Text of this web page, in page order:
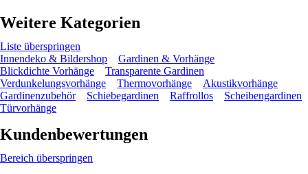
Weitere Kategorien
Liste überspringen
Innendeko & Bildershop
Gardinen & Vorhänge
Blickdichte Vorhänge
Transparente Gardinen
Verdunkelungsvorhänge
Thermovorhänge
Akustikvorhänge
Gardinenzubehör
Schiebegardinen Raffrollos
Scheibengardinen
Türvorhänge
Kundenbewertungen
Bereich überspringen